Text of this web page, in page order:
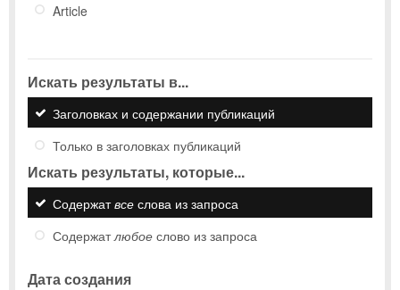
Article
Искать результаты в...
Заголовках и содержании публикаций
Только в заголовках публикаций
Искать результаты, которые...
Содержатвсе слова из запроса
Содержатлюбое слово из запроса
Дата создания